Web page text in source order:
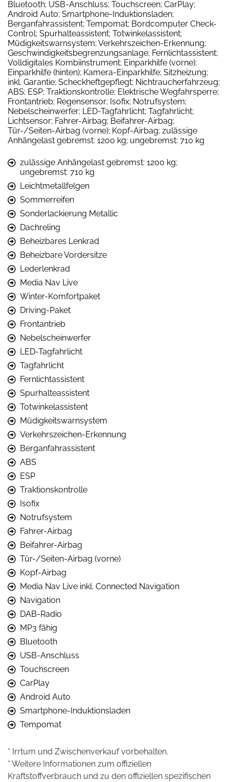
Bluetooth; USB-Anschluss; Touchscreen; CarPlay;
Android Auto; Smartphone-Induktionsladen;
Berganfahrassistent; Tempomat; Bordcomputer Check-
Control; Spurhalteassistent; Totwinkelassistent;
Müdigkeitswarnsystem; Verkehrszeichen-Erkennung;
Geschwindigkeitsbegrenzungsanlage; Fernlichtassistent;
Volldigitales Kombiinstrument; Einparkhilfe (vorne);
Einparkhilfe (hinten); Kamera-Einparkhilfe; Sitzheizung;
inkl. Garantie; Scheckheftgepflegt; Nichtraucherfahrzeug;
ABS; ESP; Traktionskontrolle; Elektrische Wegfahrsperre;
Frontantrieb; Regensensor; Isofix; Notrufsystem;
Nebelscheinwerfer; LED-Tagfahrlicht; Tagfahrlicht;
Lichtsensor; Fahrer-Airbag; Beifahrer-Airbag;
Tür-/Seiten-Airbag (vorne); Kopf-Airbag; zulässige
Anhängelast gebremst: 1200 kg; ungebremst: 710 kg
zulässige Anhängelast gebremst: 1200 kg;
ungebremst: 710 kg
Leichtmetallfelgen
Sommerreifen
Sonderlackierung Metallic
Dachreling
Beheizbares Lenkrad
Beheizbare Vordersitze
Lederlenkrad
Media Nav Live
Winter-Komfortpaket
Driving-Paket
Frontantrieb
Nebelscheinwerfer
LED-Tagfahrlicht
Tagfahrlicht
Fernlichtassistent
Spurhalteassistent
Totwinkelassistent
Müdigkeitswarnsystem
Verkehrszeichen-Erkennung
Berganfahrassistent
ABS
ESP
Traktionskontrolle
Isofix
Notrufsystem
Fahrer-Airbag
Beifahrer-Airbag
Tür-/Seiten-Airbag (vorne)
Kopf-Airbag
Media Nav Live inkl. Connected Navigation
Navigation
DAB-Radio
MP3 fähig
Bluetooth
USB-Anschluss
Touchscreen
CarPlay
Android Auto
Smartphone-Induktionsladen
Tempomat
* Irrtum und Zwischenverkauf vorbehalten.
* Weitere Informationen zum offiziellen
Kraftstoffverbrauch und zu den offiziellen spezifischen